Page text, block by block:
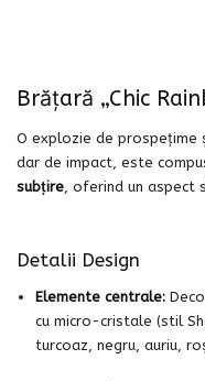
Brățară „Chic
O explozie de prospețime
dar de impact, este
subțire, oferind un aspect
Detalii Design
Elemente centrale:
cu micro-cristale (stil
turcoaz, negru, auriu,